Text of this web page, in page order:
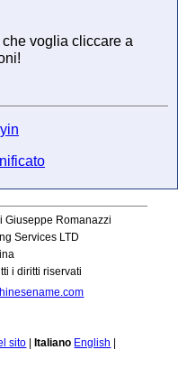
voglia cliccare a
Giuseppe Romanazzi
Services LTD
i diritti riservati
sito Italiano English